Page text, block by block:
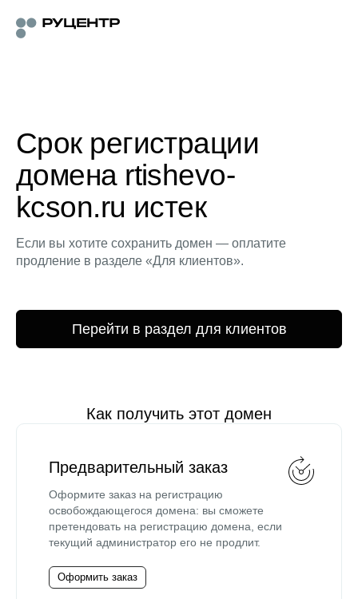
Срок регистрации
домена rtishevo-
kcson.ru истек
Если вы хотите сохранить домен — оплатите
продление в разделе «Для клиентов».
Перейти в раздел для клиентов
Как получить этот домен
Предварительный заказ
Оформите заказ на регистрацию
освобождающегося домена: вы сможете
претендовать на регистрацию домена, если
текущий администратор его не продлит.
Оформить заказ